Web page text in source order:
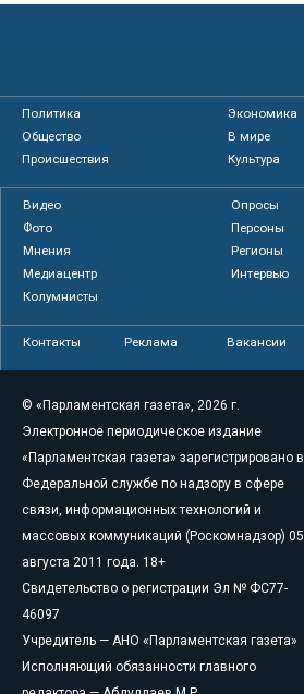
Политика
Экономика
Общество
В мире
Происшествия
Культура
Видео
Опросы
Фото
Персоны
Мнения
Регионы
Медиацентр
Интервью
Колумнисты
Контакты Реклама Вакансии
© «Парламентская газета», 2026 г.
Электронное периодическое издание
«Парламентская газета» зарегистрировано в
Федеральной службе по надзору в сфере
связи, информационных технологий и
массовых коммуникаций (Роскомнадзор) 05
августа 2011 года. 18+
Свидетельство о регистрации Эл № ФС77-
46097
Учредитель — АНО «Парламентская газета»
Исполняющий обязанности главного